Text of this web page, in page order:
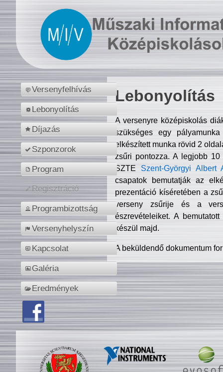
Versenyfelhívás
Lebonyolítás
Díjazás
Szponzorok
Program
Regisztráció
Programbizottság
Versenyhelyszín
Kapcsolat
Galéria
Eredmények
Lebonyolítás
A versenyre középiskolás
szükséges egy
elkészített munka rövid 2
zsűri pontozza. A legjobb
SZTE Szent-Györgyi Albert
csapatok bemutatják az
prezentáció kíséretében a
verseny zsűrije és a
észrevételeiket. A
készül majd.
A beküldendő dokumentum